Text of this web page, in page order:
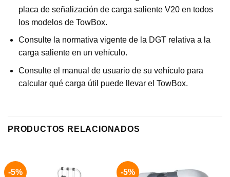
placa de señalización de carga saliente V20 en todos
los modelos de TowBox.
Consulte la normativa vigente de la DGT relativa a la
carga saliente en un vehículo.
Consulte el manual de usuario de su vehículo para
calcular qué carga útil puede llevar el TowBox.
PRODUCTOS RELACIONADOS
-5% -5%